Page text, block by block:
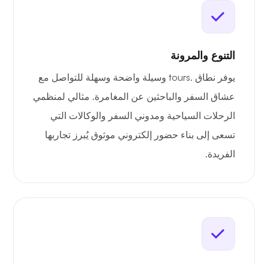
التنوع والمرونة
يوفر نطاق .tours وسيلة واضحة وسهلة للتواصل مع
عشاق السفر والباحثين عن المغامرة. مثالي لمنظمي
الرحلات السياحية ومدوني السفر والوكالات التي
تسعى إلى بناء حضور إلكتروني موثوق يُبرز تجاربها
الفريدة.